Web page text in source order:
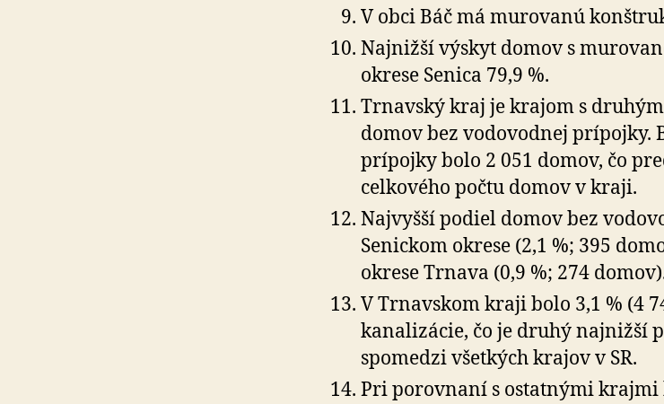
V obci Báč má murovanú
Najnižší výskyt domov s
okrese Senica 79,9 %.
Trnavský kraj je krajom s
domov bez vodovodnej prípojky.
prípojky bolo 2 051 domov, čo
celkového počtu domov v kraji.
Najvyšší podiel domov bez
Senickom okrese (2,1 %; 395
okrese Trnava (0,9 %; 274
V Trnavskom kraji bolo 3,1 % (4
kanalizácie, čo je druhý najnižší
spomedzi všetkých krajov v SR.
Pri porovnaní s ostatnými krajmi